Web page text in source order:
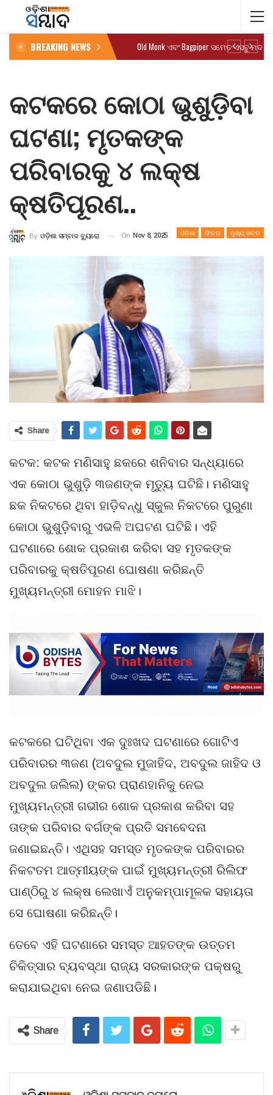
BREAKING NEWS Old Monk ଏବଂ Bagpiper ସମେତ ଏସବୁ ମଦ
କଟକରେ କୋଠା ଭୁଶୁଡ଼ିବା
ଘଟଣା; ମୃତକଙ୍କ
ପରିବାରକୁ ୪ ଲକ୍ଷ
କ୍ଷତିପୂରଣ..
ଓଡିଶା ଫିଚର ମୁଖ୍ୟ ଖବର
By ଓଡ଼ିଶା ସମ୍ବାଦ ବ୍ୟୁରୋ On Nov 8, 2025
Share
କଟକ: କଟକ ମଣିସାହୁ ଛକରେ ଶନିବାର ସନ୍ଧ୍ୟାରେ
ଏକ କୋଠା ଭୁଶୁଡ଼ି ୩ଜଣଙ୍କ ମୃତ୍ୟୁ ଘଟିଛି। ମଣିସାହୁ
ଛକ ନିକଟରେ ଥିବା ହାଡ଼ିବନ୍ଧୁ ସ୍କୁଲ ନିକଟରେ ପୁରୁଣା
କୋଠା ଭୁଶୁଡ଼ିବାରୁ ଏଭଳି ଅଘଟଣ ଘଟିଛି। ଏହି
ଘଟଣାରେ ଶୋକ ପ୍ରକାଶ କରିବା ସହ ମୃତକଙ୍କ
ପରିବାରକୁ କ୍ଷତିପୂରଣ ଘୋଷଣା କରିଛନ୍ତି
ମୁଖ୍ୟମନ୍ତ୍ରୀ ମୋହନ ମାଝି।
କଟକରେ ଘଟିଥିବା ଏକ ଦୁଃଖଦ ଘଟଣାରେ ଗୋଟିଏ
ପରିବାରର ୩ଜଣ (ଅବଦୁଲ ମୁଜାହିଦ, ଅବଦୁଲ ଜାହିଦ ଓ
ଅବଦୁଲ ଜଲିଲ) ଙ୍କର ପ୍ରାଣହାନିକୁ ନେଇ
ମୁଖ୍ୟମନ୍ତ୍ରୀ ଗଭୀର ଶୋକ ପ୍ରକାଶ କରିବା ସହ
ତାଙ୍କ ପରିବାର ବର୍ଗଙ୍କ ପ୍ରତି ସମବେଦନା
ଜଣାଇଛନ୍ତି। ଏଥିସହ ସମସ୍ତ ମୃତକଙ୍କ ପରିବାରର
ନିକଟତମ ଆତ୍ମୀୟଙ୍କ ପାଇଁ ମୁଖ୍ୟମନ୍ତ୍ରୀ ରିଲିଫ
ପାଣ୍ଠିରୁ ୪ ଲକ୍ଷ ଲେଖାଏଁ ଅନୁକମ୍ପାମୂଳକ ସହାୟତା
ସେ ଘୋଷଣା କରିଛନ୍ତି।
ତେବେ ଏହି ଘଟଣାରେ ସମସ୍ତ ଆହତଙ୍କ ଉତ୍ତମ
ଚିକିତ୍ସାର ବ୍ୟବସ୍ଥା ରାଜ୍ୟ ସରକାରଙ୍କ ପକ୍ଷରୁ
କରାଯାଇଥିବା ନେଇ ଜଣାପଡିଛି।
Share